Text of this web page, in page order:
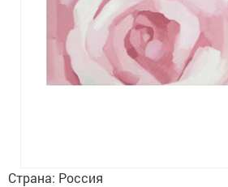
Изделия медицинского назначения
Планирование семьи
Ортопедия
Страна: Россия